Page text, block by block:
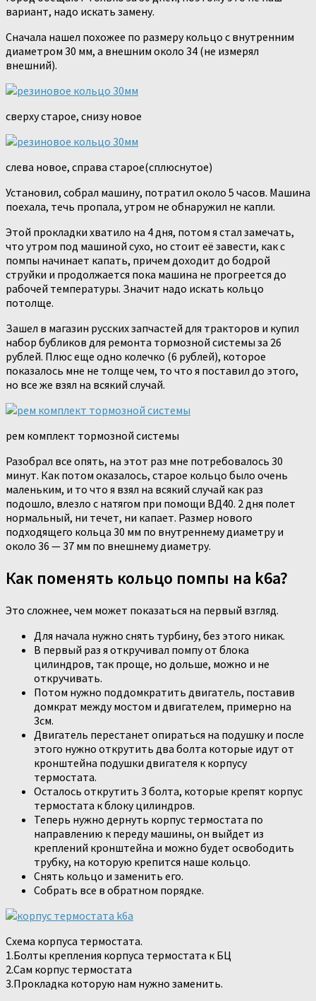
вариант, надо искать замену.
Сначала нашел похожее по размеру кольцо с внутренним
диаметром 30 мм, а внешним около 34 (не измерял
внешний).
сверху старое, снизу новое
слева новое, справа старое(сплюснутое)
Установил, собрал машину, потратил около 5 часов. Машина
поехала, течь пропала, утром не обнаружил не капли.
Этой прокладки хватило на 4 дня, потом я стал замечать,
что утром под машиной сухо, но стоит её завести, как с
помпы начинает капать, причем доходит до бодрой
струйки и продолжается пока машина не прогреется до
рабочей температуры. Значит надо искать кольцо
потолще.
Зашел в магазин русских запчастей для тракторов и купил
набор бубликов для ремонта тормозной системы за 26
рублей. Плюс еще одно колечко (6 рублей), которое
показалось мне не толще чем, то что я поставил до этого,
но все же взял на всякий случай.
рем комплект тормозной системы
Разобрал все опять, на этот раз мне потребовалось 30
минут. Как потом оказалось, старое кольцо было очень
маленьким, и то что я взял на всякий случай как раз
подошло, влезло с натягом при помощи ВД40. 2 дня полет
нормальный, ни течет, ни капает. Размер нового
подходящего кольца 30 мм по внутреннему диаметру и
около 36 — 37 мм по внешнему диаметру.
Как поменять кольцо помпы на k6a?
Это сложнее, чем может показаться на первый взгляд.
Для начала нужно снять турбину, без этого никак.
В первый раз я откручивал помпу от блока
цилиндров, так проще, но дольше, можно и не
откручивать.
Потом нужно поддомкратить двигатель, поставив
домкрат между мостом и двигателем, примерно на
3см.
Двигатель перестанет опираться на подушку и после
этого нужно открутить два болта которые идут от
кронштейна подушки двигателя к корпусу
термостата.
Осталось открутить 3 болта, которые крепят корпус
термостата к блоку цилиндров.
Теперь нужно дернуть корпус термостата по
направлению к переду машины, он выйдет из
креплений кронштейна и можно будет освободить
трубку, на которую крепится наше кольцо.
Снять кольцо и заменить его.
Собрать все в обратном порядке.
Схема корпуса термостата.
1.Болты крепления корпуса термостата к БЦ
2.Сам корпус термостата
3.Прокладка которую нам нужно заменить.